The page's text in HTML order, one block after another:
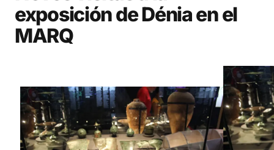
exposición de Dénia en el
MARQ